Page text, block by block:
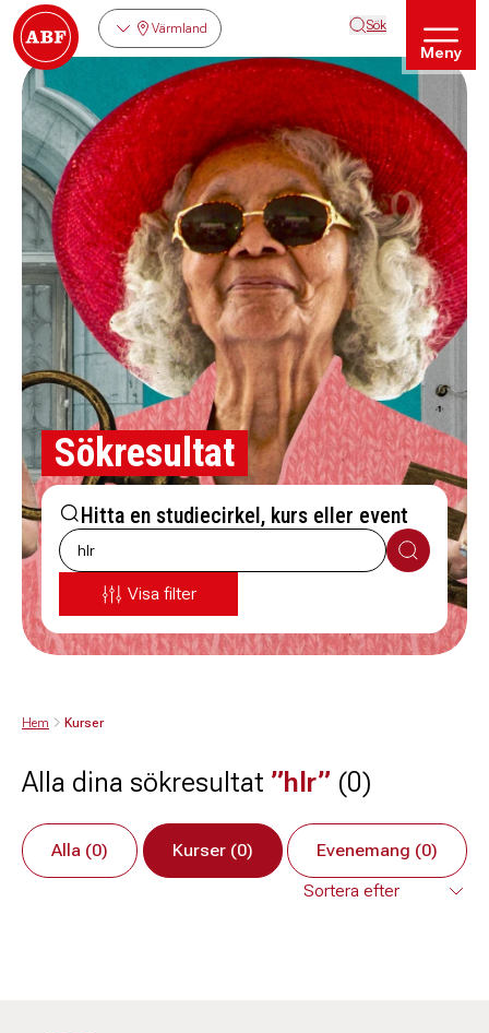
Värmland Sök
Meny
Sökresultat
Hitta en studiecirkel, kurs eller event
Sök
Visa filter
Hem Kurser
Alla dina sökresultat ”hlr” (0)
Alla (0) Kurser (0) Evenemang (0)